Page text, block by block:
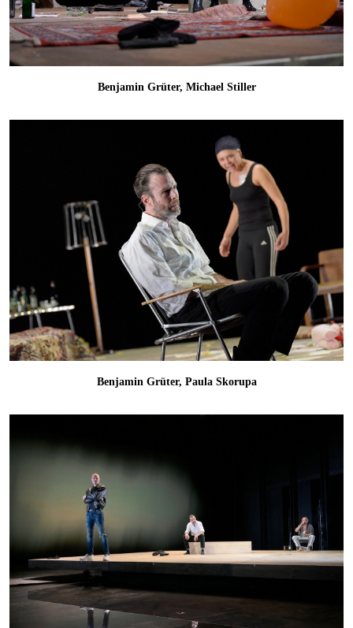
Benjamin Grüter, Michael Stiller
Benjamin Grüter, Paula Skorupa